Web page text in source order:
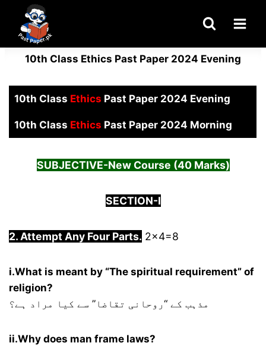
content
10th Class Ethics Past Paper 2024 Evening
10th Class Ethics Past Paper 2024 Evening
10th Class Ethics Past Paper 2024 Morning
SUBJECTIVE-New Course (40 Marks)
SECTION-I
2. Attempt Any Four Parts. 2×4=8
i.What is meant by “The spiritual requirement” of
religion?
مذہب کے “روحانی تقاضا” سے کیا مراد ہے؟
ii.Why does man frame laws?